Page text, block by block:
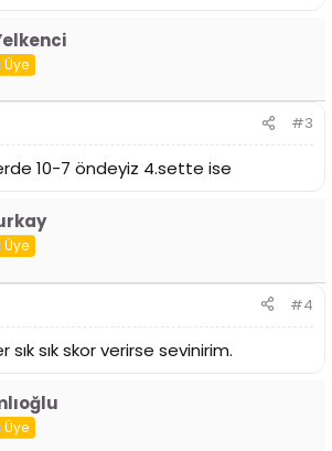
Üye
#3
10-7 öndeyiz 4.sette ise
Üye
#4
sık skor verirse sevinirim.
Üye